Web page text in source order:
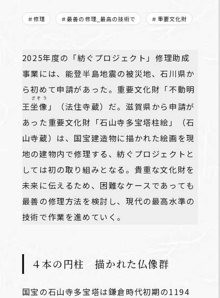
＃修理 ＃最善の修理_最高の技術で ＃重要文化財
2025年度の「紡ぐプロジェクト」修理助成
事業には、能登半島地震の被災地、石川県か
ら初めて申請があった。重要文化財「不動明
王坐像
ざぞう
」（法住寺蔵）だ。滋賀県から申請が
あった重要文化財「石山寺多宝塔柱絵」（石
山寺蔵）は、国宝建造物に描かれた絵画を現
地の建物内で修理する、紡ぐプロジェクトと
しては初の取り組みとなる。貴重な文化財を
未来に伝えるため、困難なケースであっても
最善の修理方法を検討し、現代の最高水準の
技術で作業を進めていく。
４本の円柱 描かれた仏像群
国宝の石山寺多宝塔は鎌倉時代初期の1194